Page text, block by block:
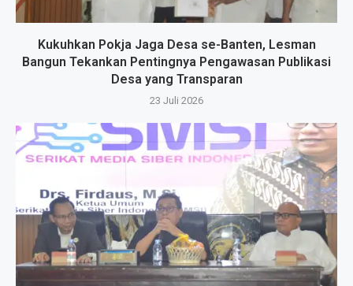
Kukuhkan Pokja Jaga Desa se-Banten, Lesman
Bangun Tekankan Pentingnya Pengawasan Publikasi
Desa yang Transparan
23 Juli 2026